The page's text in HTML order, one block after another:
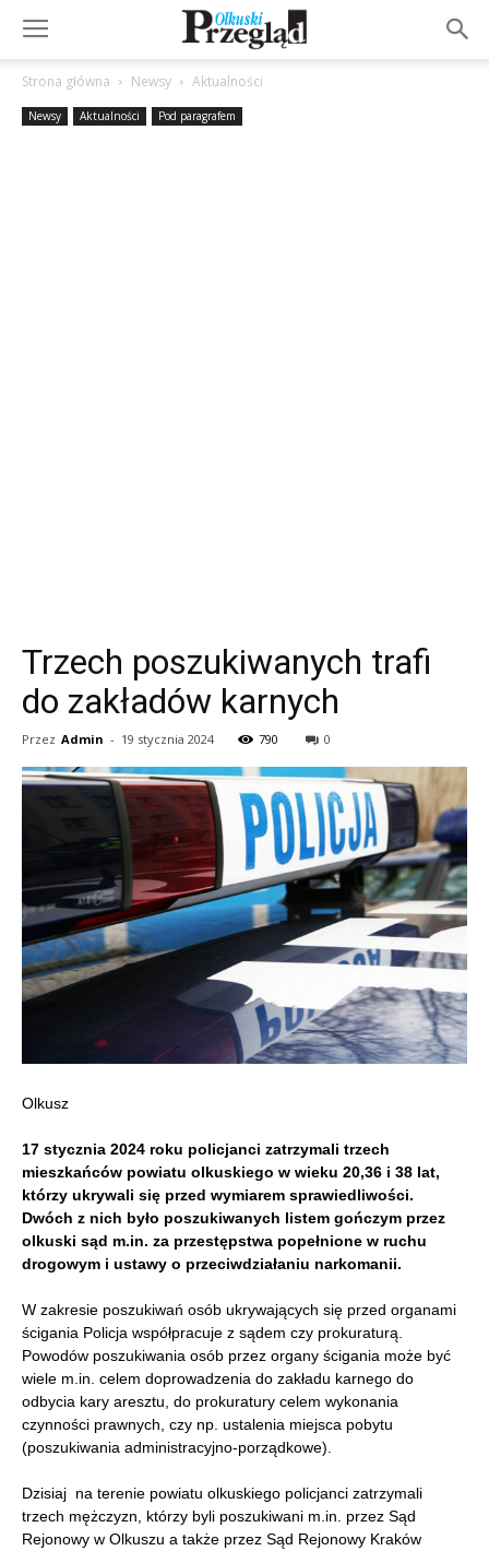
Strona główna Newsy Aktualności
Newsy Aktualności Pod paragrafem
Trzech poszukiwanych trafi
do zakładów karnych
Przez Admin - 19 stycznia 2024 790 0
Olkusz
17 stycznia 2024 roku policjanci zatrzymali trzech
mieszkańców powiatu olkuskiego w wieku 20,36 i 38 lat,
którzy ukrywali się przed wymiarem sprawiedliwości.
Dwóch z nich było poszukiwanych listem gończym przez
olkuski sąd m.in. za przestępstwa popełnione w ruchu
drogowym i ustawy o przeciwdziałaniu narkomanii.
W zakresie poszukiwań osób ukrywających się przed organami
ścigania Policja współpracuje z sądem czy prokuraturą.
Powodów poszukiwania osób przez organy ścigania może być
wiele m.in. celem doprowadzenia do zakładu karnego do
odbycia kary aresztu, do prokuratury celem wykonania
czynności prawnych, czy np. ustalenia miejsca pobytu
(poszukiwania administracyjno-porządkowe).
Dzisiaj na terenie powiatu olkuskiego policjanci zatrzymali
trzech mężczyzn, którzy byli poszukiwani m.in. przez Sąd
Rejonowy w Olkuszu a także przez Sąd Rejonowy Kraków